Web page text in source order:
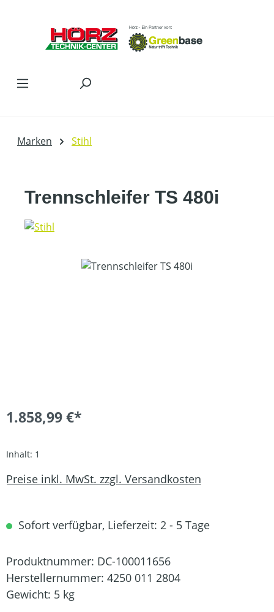
Marken Stihl
Trennschleifer TS 480i
Bildergalerie überspringen
1.858,99 €*
Inhalt: 1
Preise inkl. MwSt. zzgl. Versandkosten
Sofort verfügbar, Lieferzeit: 2 - 5 Tage
Produktnummer: DC-100011656
Herstellernummer: 4250 011 2804
Gewicht: 5 kg